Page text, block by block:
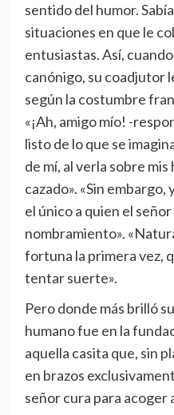
sentido del humor.
situaciones en que le
entusiastas. Así,
canónigo, su coadjutor
según la costumbre
«¡Ah, amigo mío! -
listo de lo que se
de mí, al verla sobre
cazado». «Sin
el único a quien el
nombramiento».
fortuna la primera vez,
tentar suerte».
Pero donde más brilló
humano fue en la
aquella casita que, sin
en brazos
señor cura para acoger